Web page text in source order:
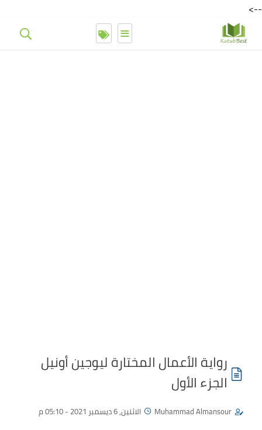
-->
≡
رواية الأعمال المختارة ليوجين أونيل
الجزء الأول
Muhammad Almansour الاثنين, 6 ديسمبر 2021 - 05:10 م